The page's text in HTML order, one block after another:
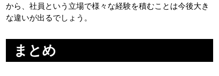
から、社員という立場で様々な経験を積むことは今後大き
な違いが出るでしょう。
まとめ